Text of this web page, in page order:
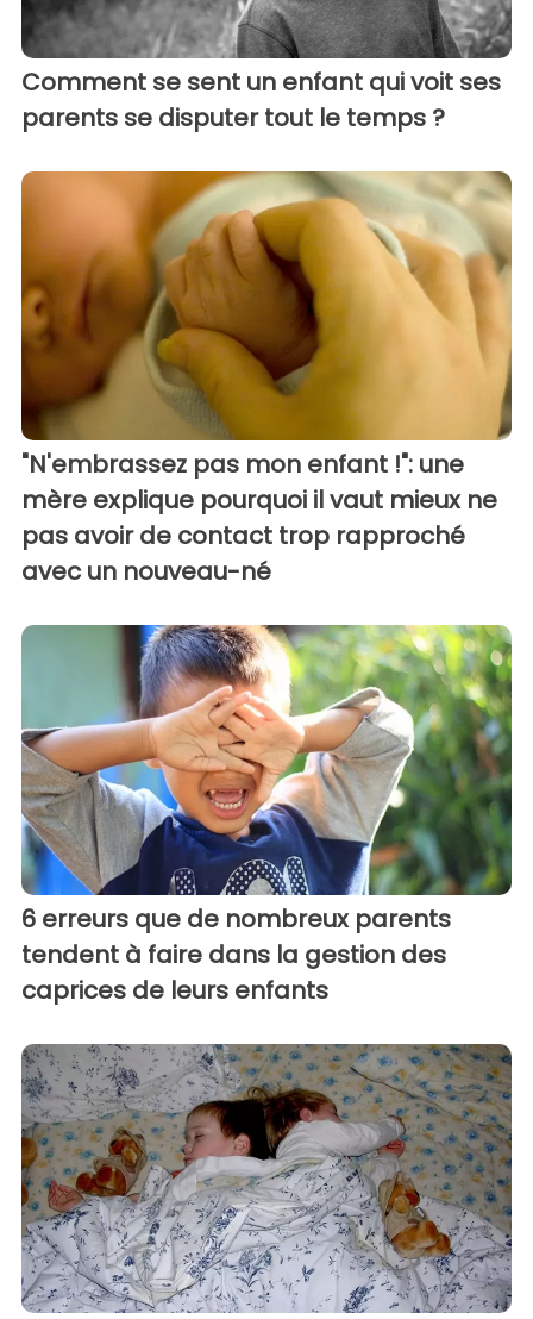
Comment se sent un enfant qui voit ses
parents se disputer tout le temps ?
"N'embrassez pas mon enfant !": une
mère explique pourquoi il vaut mieux ne
pas avoir de contact trop rapproché
avec un nouveau-né
6 erreurs que de nombreux parents
tendent à faire dans la gestion des
caprices de leurs enfants